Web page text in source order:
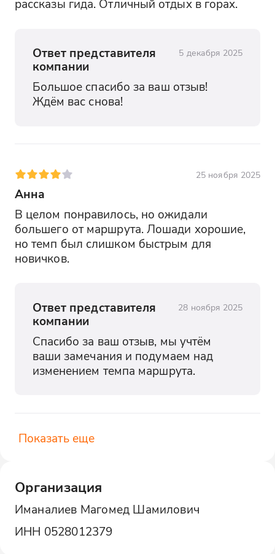
рассказы гида. Отличный отдых в горах.
Ответ представителя
компании
5 декабря 2025
Большое спасибо за ваш отзыв!
Ждём вас снова!
25 ноября 2025
Анна
В целом понравилось, но ожидали
большего от маршрута. Лошади хорошие,
но темп был слишком быстрым для
новичков.
Ответ представителя
компании
28 ноября 2025
Спасибо за ваш отзыв, мы учтём
ваши замечания и подумаем над
изменением темпа маршрута.
Показать еще
Организация
Иманалиев Магомед Шамилович
ИНН 0528012379